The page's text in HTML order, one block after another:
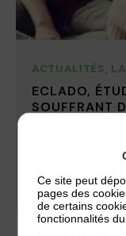
ACTUALITÉS,
ECLADO,
SOUFFRANT
maladie,
9 mars 2020
Ce site peut
pages des
de certains
fonctionnalités du